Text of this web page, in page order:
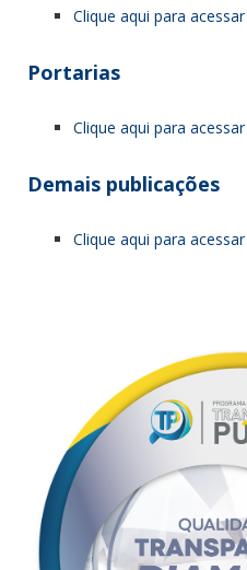
Clique aqui para acessar
Portarias
Clique aqui para acessar
Demais publicações
Clique aqui para acessar